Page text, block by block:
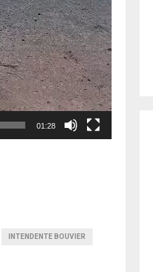
01:28
INTENDENTE BOUVIER